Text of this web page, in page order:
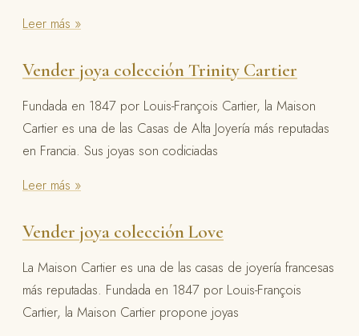
Leer más »
Vender joya colección Trinity Cartier
Fundada en 1847 por Louis-François Cartier, la Maison
Cartier es una de las Casas de Alta Joyería más reputadas
en Francia. Sus joyas son codiciadas
Leer más »
Vender joya colección Love
La Maison Cartier es una de las casas de joyería francesas
más reputadas. Fundada en 1847 por Louis-François
Cartier, la Maison Cartier propone joyas